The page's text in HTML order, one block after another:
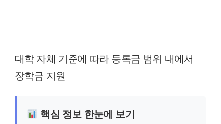
대학 자체 기준에 따라 등록금 범위 내에서
장학금 지원
핵심 정보 한눈에 보기